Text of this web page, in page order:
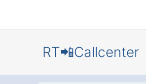
RT📲Callcenter